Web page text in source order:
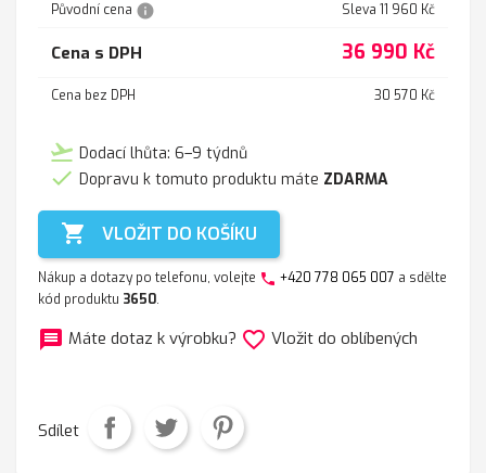
Původní cena info Sleva 11 960 Kč
Cena s DPH 36 990 Kč
Cena bez DPH 30 570 Kč
flight_takeoff Dodací lhůta: 6–9 týdnů
 Dopravu k tomuto produktu máte ZDARMA
 VLOŽIT DO KOŠÍKU
Nákup a dotazy po telefonu, volejte phone +420 778 065 007 a sdělte
kód produktu 3650.
message Máte dotaz k výrobku? favorite_border Vložit do oblíbených
Sdílet